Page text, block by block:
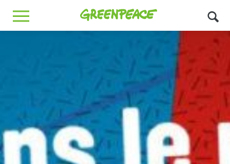
Greenpeace
MENU